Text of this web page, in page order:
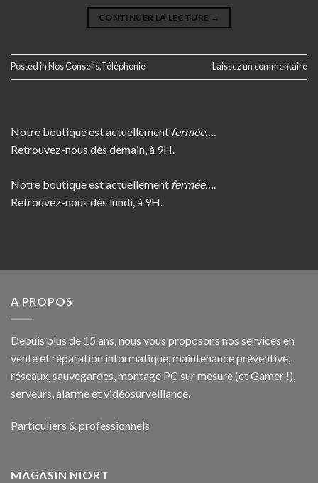
CONTINUER LA LECTURE →
Posted inNos Conseils,Téléphonie Laissez un commentaire
Notre boutique est actuellement fermée….
Retrouvez-nous dès demain, à 9H.
Notre boutique est actuellement fermée….
Retrouvez-nous dès lundi, à 9H.
A PROPOS
Depuis plus de 15 ans, nous vous proposons nos services en
vente et réparation informatique, maintenance préventive,
réseaux, sauvegardes, montage PC sur mesure (et Gamer !),
serveurs, alarme et vidéosurveillance.
Particuliers & professionnels
MAGASIN NIORT